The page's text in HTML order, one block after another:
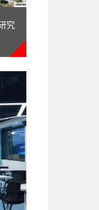
究